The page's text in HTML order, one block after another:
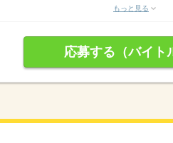
もっと見る
応募する（バイト